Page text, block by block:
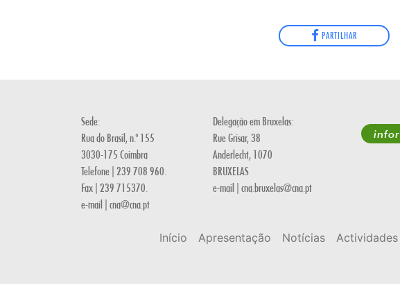
PARTILHAR
Sede:
Rua do Brasil, n.º 155
3030-175 Coimbra
Telefone | 239 708 960.
Fax | 239 715370.
e-mail | cna@cna.pt
Delegação em Bruxelas:
Rue Grisar, 38
Anderlecht, 1070
BRUXELAS
e-mail | cna.bruxelas@cna.pt
infor
Início Apresentação Notícias Actividades